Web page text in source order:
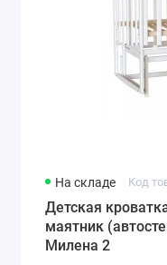
На складе Код
Детская
маятник
Милена 2